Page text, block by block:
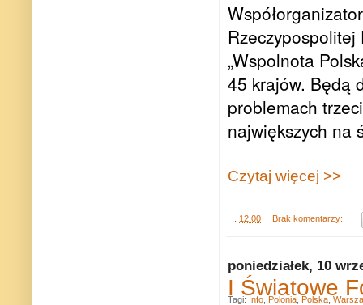
„Wspolnota
45 krajów. Będą
problemach
największych na
Czytaj więcej >>
12:00 Brak komentarzy:
poniedziałek, 10
I Światowe
Tagi: Info Polonia Polska